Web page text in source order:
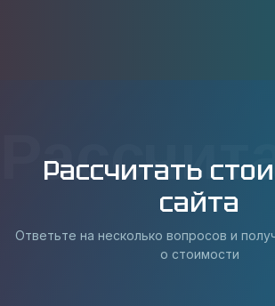
Рассчитать
сайта
Ответьте на несколько вопросов и
о стоимости